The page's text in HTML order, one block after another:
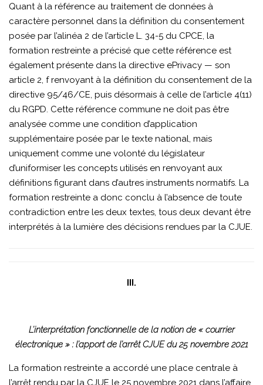
Quant à la référence au traitement de données à
caractère personnel dans la définition du consentement
posée par l’alinéa 2 de l’article L. 34-5 du CPCE, la
formation restreinte a précisé que cette référence est
également présente dans la directive ePrivacy — son
article 2, f renvoyant à la définition du consentement de la
directive 95/46/CE, puis désormais à celle de l’article 4(11)
du RGPD. Cette référence commune ne doit pas être
analysée comme une condition d’application
supplémentaire posée par le texte national, mais
uniquement comme une volonté du législateur
d’uniformiser les concepts utilisés en renvoyant aux
définitions figurant dans d’autres instruments normatifs. La
formation restreinte a donc conclu à l’absence de toute
contradiction entre les deux textes, tous deux devant être
interprétés à la lumière des décisions rendues par la CJUE.
III.
L’interprétation fonctionnelle de la notion de « courrier
électronique » : l’apport de l’arrêt CJUE du 25 novembre 2021
La formation restreinte a accordé une place centrale à
l’arrêt rendu par la CJUE le 25 novembre 2021 dans l’affaire